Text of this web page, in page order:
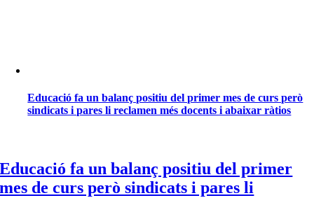
Educació fa un balanç positiu del primer mes de curs però
sindicats i pares li reclamen més docents i abaixar ràtios
Educació fa un balanç positiu del primer
mes de curs però sindicats i pares li